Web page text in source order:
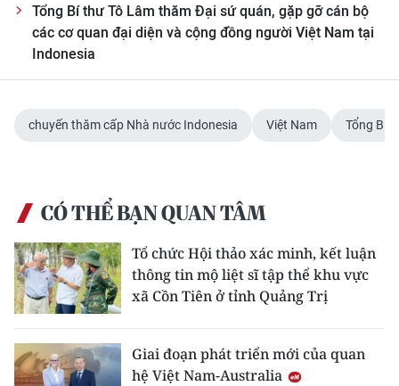
FRANÇAIS
РУССКИЙ
Tổng Bí thư Tô Lâm thăm Đại sứ quán, gặp gỡ cán bộ
các cơ quan đại diện và cộng đồng người Việt Nam tại
Indonesia
chuyến thăm cấp Nhà nước Indonesia Việt Nam Tổng Bí
CÓ THỂ BẠN QUAN TÂM
Tổ chức Hội thảo xác minh, kết luận
thông tin mộ liệt sĩ tập thể khu vực
xã Cồn Tiên ở tỉnh Quảng Trị
Giai đoạn phát triển mới của quan
hệ Việt Nam-Australia